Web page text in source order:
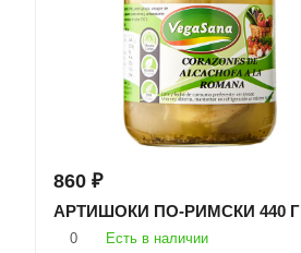
860 ₽
АРТИШОКИ ПО-РИМСКИ 440 Г
0 Есть в наличии